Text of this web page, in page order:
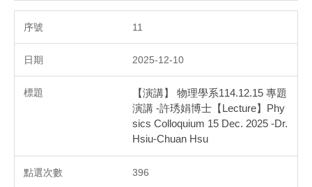
11
2025-12-10
【演講】 物理學系114.12.15 專題
演講 -許琇娟博士【Lecture】Phy
sics Colloquium 15 Dec. 2025 -Dr.
Hsiu-Chuan Hsu
396